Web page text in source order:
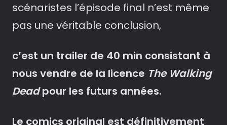
scénaristes l’épisode final n’est même
pas une véritable conclusion,
c’est un trailer de 40 min consistant à
nous vendre de la licence The Walking
Deadpour les futurs années.
Le comics original est définitivement